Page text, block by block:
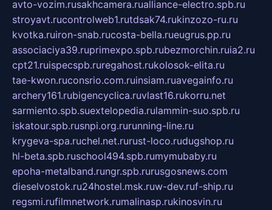
avto-vozim.rusakhcamera.rualliance-electro.spb.ru
stroyavt.rucontrolweb1.rutdsak74.rukinzozo-ru.ru
kvotka.ruiron-snab.rucosta-bella.rueugrus.pp.ru
associaciya39.ruprimexpo.spb.rubezmorchin.ruia2.ru
cpt21.ruispecspb.ruregahost.rukolosok-elita.ru
tae-kwon.ruconsrio.com.ruinsiam.ruavegainfo.ru
archery161.rubigencyclica.ruvlast16.rukorru.net
sarmiento.spb.suextelopedia.rulammin-suo.spb.ru
iskatour.spb.rusnpi.org.rurunning-line.ru
krygeva-spa.ruchel.net.rurust-loco.rudugshop.ru
hl-beta.spb.ruschool494.spb.rumymubaby.ru
epoha-metalband.rungr.spb.rurusgosnews.com
dieselvostok.ru24hostel.msk.ruw-dev.ruf-ship.ru
regsmi.rufilmnetwork.rumalinasp.rukinosvin.ru